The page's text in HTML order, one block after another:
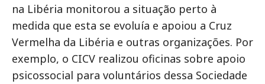
na Libéria monitorou a situação perto à
medida que esta se evoluía e apoiou a Cruz
Vermelha da Libéria e outras organizações. Por
exemplo, o CICV realizou oficinas sobre apoio
psicossocial para voluntários dessa Sociedade